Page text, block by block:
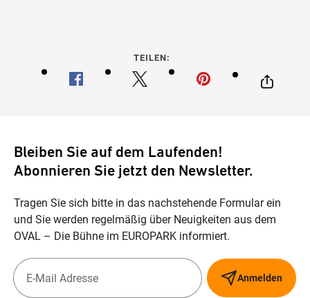
TEILEN:
Bleiben Sie auf dem Laufenden!
Abonnieren Sie jetzt den Newsletter.
Tragen Sie sich bitte in das nachstehende Formular ein
und Sie werden regelmäßig über Neuigkeiten aus dem
OVAL – Die Bühne im EUROPARK informiert.
Anmelden